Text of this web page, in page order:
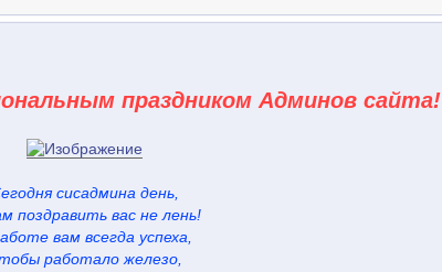
праздником Админов сайта!
сисадмина день,
поздравить вас не лень!
вам всегда успеха,
работало железо,